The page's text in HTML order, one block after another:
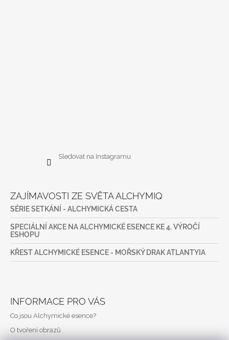
Sledovat na Instagramu
ZAJÍMAVOSTI ZE SVĚTA ALCHYMIQ
SÉRIE SETKÁNÍ - ALCHYMICKÁ CESTA
SPECIÁLNÍ AKCE NA ALCHYMICKÉ ESENCE KE 4. VÝROČÍ
ESHOPU
KŘEST ALCHYMICKÉ ESENCE - MOŘSKÝ DRAK ATLANTYIA
INFORMACE PRO VÁS
Co jsou Alchymické esence?
O tvoření obrazů